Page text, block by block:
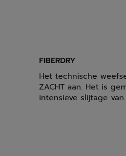
FIBERDRY
Het technische
ZACHT aan. Het is
intensieve slijtage